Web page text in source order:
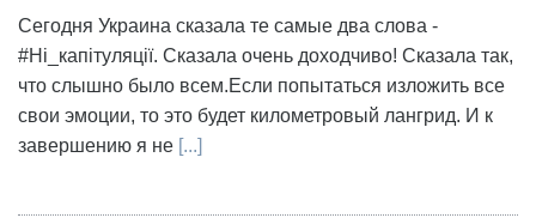
Сегодня Украина сказала те самые два слова -
#Ні_капітуляції. Сказала очень доходчиво! Сказала так,
что слышно было всем.Если попытаться изложить все
свои эмоции, то это будет километровый лангрид. И к
завершению я не [...]